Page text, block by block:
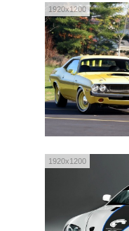
1920x1200
1920x1200